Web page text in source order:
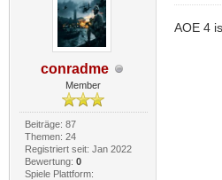
conradme
Member
Beiträge: 87
Themen: 24
Registriert seit: Jan 2022
Bewertung: 0
Spiele Plattform:
AOE 4